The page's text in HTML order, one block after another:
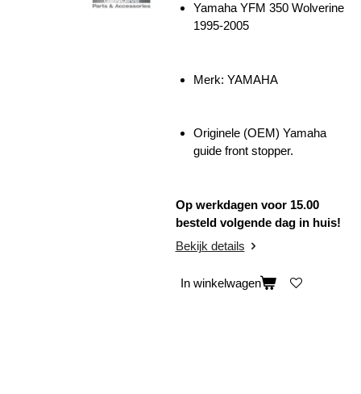
Yamaha YFM 350 Wolverine
1995-2005
Merk: YAMAHA
Originele (OEM) Yamaha
guide front stopper.
Op werkdagen voor 15.00
besteld volgende dag in huis!
Bekijk details
In winkelwagen